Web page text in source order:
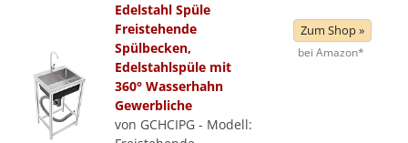
Edelstahl Spüle
Freistehende
Spülbecken,
Edelstahlspüle mit
360° Wasserhahn
Gewerbliche
von GCHCIPG - Modell:
Zum Shop »
bei Amazon*